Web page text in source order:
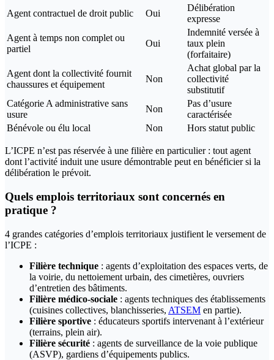
Agent contractuel de droit public
Oui
Délibération
expresse
Agent à temps non complet ou
partiel
Oui
Indemnité versée à
taux plein
(forfaitaire)
Agent dont la collectivité fournit
chaussures et équipement
Non
Achat global par la
collectivité
substitutif
Catégorie A administrative sans
usure
Non
Pas d’usure
caractérisée
Bénévole ou élu local
Non Hors statut public
L’ICPE n’est pas réservée à une filière en particulier : tout agent
dont l’activité induit une usure démontrable peut en bénéficier si la
délibération le prévoit.
Quels emplois territoriaux sont concernés en
pratique ?
4 grandes catégories d’emplois territoriaux justifient le versement de
l’ICPE :
Filière technique : agents d’exploitation des espaces verts, de
la voirie, du nettoiement urbain, des cimetières, ouvriers
d’entretien des bâtiments.
Filière médico-sociale : agents techniques des établissements
(cuisines collectives, blanchisseries, ATSEM en partie).
Filière sportive : éducateurs sportifs intervenant à l’extérieur
(terrains, plein air).
Filière sécurité : agents de surveillance de la voie publique
(ASVP), gardiens d’équipements publics.